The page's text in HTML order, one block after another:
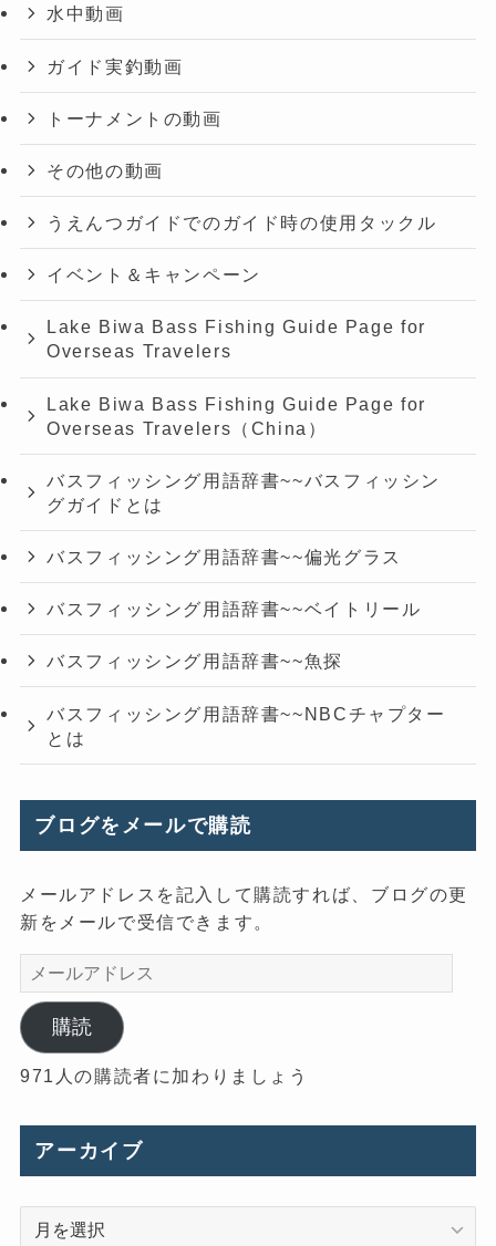
水中動画
ガイド実釣動画
トーナメントの動画
その他の動画
うえんつガイドでのガイド時の使用タックル
イベント＆キャンペーン
Lake Biwa Bass Fishing Guide Page for
Overseas Travelers
Lake Biwa Bass Fishing Guide Page for
Overseas Travelers（China）
バスフィッシング用語辞書~~バスフィッシン
グガイドとは
バスフィッシング用語辞書~~偏光グラス
バスフィッシング用語辞書~~ベイトリール
バスフィッシング用語辞書~~魚探
バスフィッシング用語辞書~~NBCチャプター
とは
ブログをメールで購読
メールアドレスを記入して購読すれば、ブログの更
新をメールで受信できます。
メ
ー
ル
ア
ド
ス
購読
971人の購読者に加わりましょう
アーカイブ